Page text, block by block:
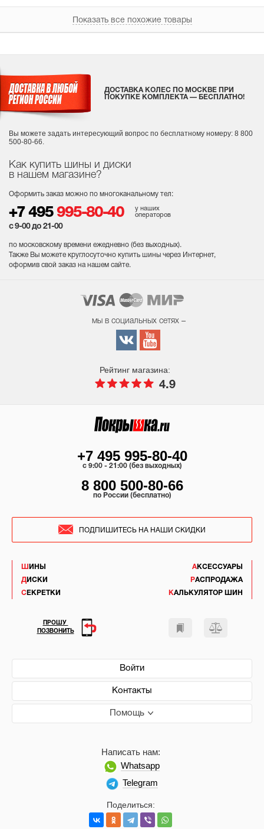
Показать все похожие товары
Как купить шины и диски
в нашем магазине?
Оформить заказ можно по многоканальному тел:
+7 495 995-80-40
у наших
операторов
с 9-00 до 21-00
по московскому времени ежедневно (без выходных).
Также Вы можете круглосуточно купить шины через Интернет,
оформив свой заказ на нашем сайте.
ДОСТАВКА КОЛЕС ПО МОСКВЕ ПРИ
ПОКУПКЕ КОМПЛЕКТА — БЕСПЛАТНО!
Вы можете задать интересующий вопрос по бесплатному номеру: 8 800
500-80-66.
мы в социальных сетях –
Рейтинг магазина:
4.9
ШИНЫ
ДИСКИ
СЕКРЕТКИ
АКСЕССУАРЫ
РАСПРОДАЖА
КАЛЬКУЛЯТОР ШИН
Войти
Контакты
Помощь
Поделиться:
Написать нам:
Whatsapp
Telegram
+7 495 995-80-40
c 9:00 - 21:00 (без выходных)
8 800 500-80-66
по России (бесплатно)
ПОДПИШИТЕСЬ НА НАШИ СКИДКИ
ПРОШУ
ПОЗВОНИТЬ